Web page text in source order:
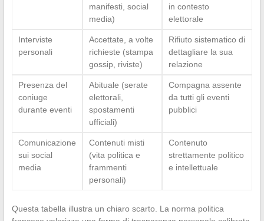
manifesti, social
media)
in contesto
elettorale
Interviste
personali
Accettate, a volte
richieste (stampa
gossip, riviste)
Rifiuto sistematico di
dettagliare la sua
relazione
Presenza del
coniuge
durante eventi
Abituale (serate
elettorali,
spostamenti
ufficiali)
Compagna assente
da tutti gli eventi
pubblici
Comunicazione
sui social
media
Contenuti misti
(vita politica e
frammenti
personali)
Contenuto
strettamente politico
e intellettuale
Questa tabella illustra un chiaro scarto. La norma politica